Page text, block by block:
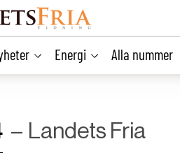
Energi Alla nummer
Landets Fria